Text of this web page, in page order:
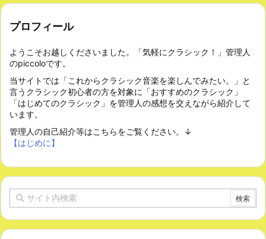
プロフィール
ようこそお越しくださいました。「気軽にクラシック！」管理人
のpiccoloです。
当サイトでは「これからクラシック音楽を楽しんでみたい。」と
言うクラシック初心者の方を対象に「おすすめのクラシック」
「はじめてのクラシック」を管理人の感想を交えながら紹介して
います。
管理人の自己紹介等はこちらをご覧ください。↓
【はじめに】